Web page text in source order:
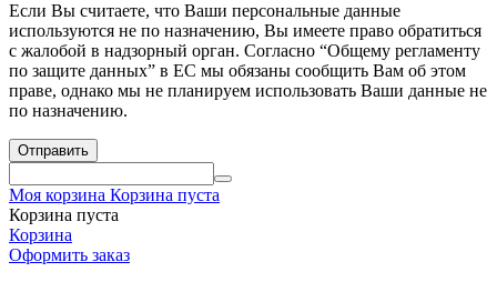
Если Вы считаете, что Ваши персональные данные
используются не по назначению, Вы имеете право обратиться
с жалобой в надзорный орган. Согласно “Общему регламенту
по защите данных” в ЕС мы обязаны сообщить Вам об этом
праве, однако мы не планируем использовать Ваши данные не
по назначению.
Отправить
Моя корзина Корзина пуста
Корзина пуста
Корзина
Оформить заказ